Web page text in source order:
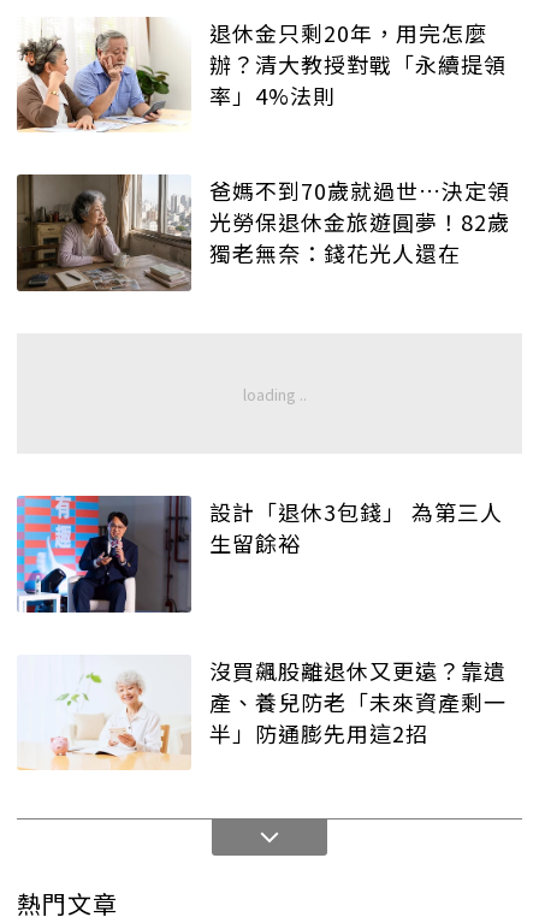
退休金只剩20年，用完怎麼
辦？清大教授對戰「永續提領
率」4%法則
爸媽不到70歲就過世…決定領
光勞保退休金旅遊圓夢！82歲
獨老無奈：錢花光人還在
設計「退休3包錢」 為第三人
生留餘裕
沒買飆股離退休又更遠？靠遺
產、養兒防老「未來資產剩一
半」防通膨先用這2招
熱門文章